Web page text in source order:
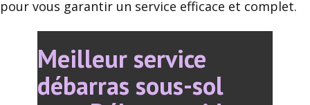
pour vous garantir un service efficace et complet.
Meilleur service
débarras sous-sol